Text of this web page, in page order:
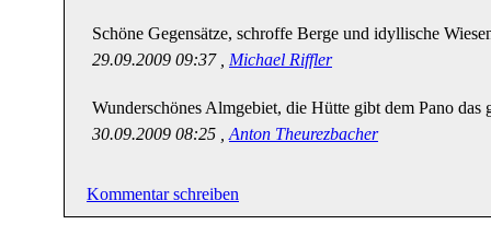
Schöne Gegensätze, schroffe Berge und idyllische
29.09.2009 09:37 , Michael Riffler
Wunderschönes Almgebiet, die Hütte gibt dem Pano das
30.09.2009 08:25 , Anton Theurezbacher
Kommentar schreiben